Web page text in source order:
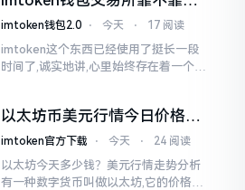
谱？老玩家说说心里话
imtoken钱包2.0 ⋅ 今天 ⋅ 17 阅读
imtoken这个东西已经使用了挺长一段
时间了,诚实地讲,心里始终存在着一个疙
这个事情
以太坊币美元行情今日价格走
势分析，散户如何避免追涨杀
imtoken官方下载 ⋅ 今天 ⋅ 24 阅读
以太坊今天多少钱？美元行情走势分析
有一种数字货币叫做以太坊,它的价格走